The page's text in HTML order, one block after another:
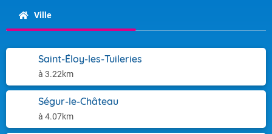
Ville
Saint-Éloy-les-Tuileries
à 3.22km
Ségur-le-Château
à 4.07km